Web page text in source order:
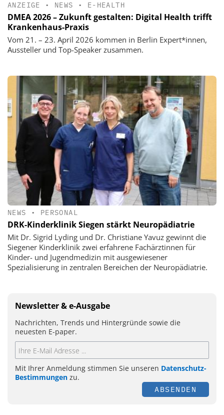
ANZEIGE • NEWS • E-HEALTH
DMEA 2026 – Zukunft gestalten: Digital Health trifft
Krankenhaus-Praxis
Vom 21. – 23. April 2026 kommen in Berlin Expert*innen,
Aussteller und Top-Speaker zusammen.
NEWS • PERSONAL
DRK-Kinderklinik Siegen stärkt Neuropädiatrie
Mit Dr. Sigrid Lyding und Dr. Christiane Yavuz gewinnt die
Siegener Kinderklinik zwei erfahrene Fachärztinnen für
Kinder- und Jugendmedizin mit ausgewiesener
Spezialisierung in zentralen Bereichen der Neuropädiatrie.
Newsletter & e-Ausgabe
Nachrichten, Trends und Hintergründe sowie die
neuesten E-paper.
Mit Ihrer Anmeldung stimmen Sie unseren Datenschutz-
Bestimmungen zu.
ABSENDEN